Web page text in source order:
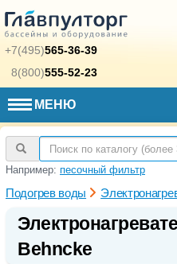
+7(495)565-36-39
8(800)555-52-23
МЕНЮ
Например: песочный фильтр
Подогрев воды
Behncke